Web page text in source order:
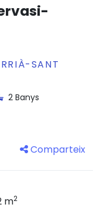
SANT
2 Banys
Comparteix
m2